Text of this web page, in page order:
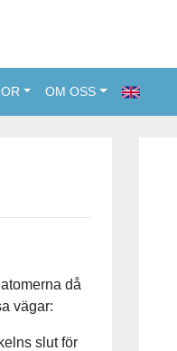
OM OSS
då
vägar:
slut för